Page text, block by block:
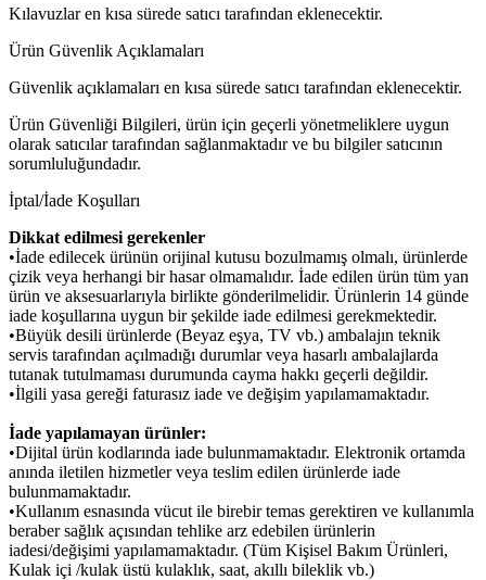
Kılavuzlar en kısa sürede satıcı tarafından eklenecektir.
Ürün Güvenlik Açıklamaları
Güvenlik açıklamaları en kısa sürede satıcı tarafından eklenecektir.
Ürün Güvenliği Bilgileri, ürün için geçerli yönetmeliklere uygun
olarak satıcılar tarafından sağlanmaktadır ve bu bilgiler satıcının
sorumluluğundadır.
İptal/İade Koşulları
Dikkat edilmesi gerekenler
•İade edilecek ürünün orijinal kutusu bozulmamış olmalı, ürünlerde
çizik veya herhangi bir hasar olmamalıdır. İade edilen ürün tüm yan
ürün ve aksesuarlarıyla birlikte gönderilmelidir. Ürünlerin 14 günde
iade koşullarına uygun bir şekilde iade edilmesi gerekmektedir.
•Büyük desili ürünlerde (Beyaz eşya, TV vb.) ambalajın teknik
servis tarafından açılmadığı durumlar veya hasarlı ambalajlarda
tutanak tutulmaması durumunda cayma hakkı geçerli değildir.
•İlgili yasa gereği faturasız iade ve değişim yapılamamaktadır.
İade yapılamayan ürünler:
•Dijital ürün kodlarında iade bulunmamaktadır. Elektronik ortamda
anında iletilen hizmetler veya teslim edilen ürünlerde iade
bulunmamaktadır.
•Kullanım esnasında vücut ile birebir temas gerektiren ve kullanımla
beraber sağlık açısından tehlike arz edebilen ürünlerin
iadesi/değişimi yapılamamaktadır. (Tüm Kişisel Bakım Ürünleri,
Kulak içi /kulak üstü kulaklık, saat, akıllı bileklik vb.)